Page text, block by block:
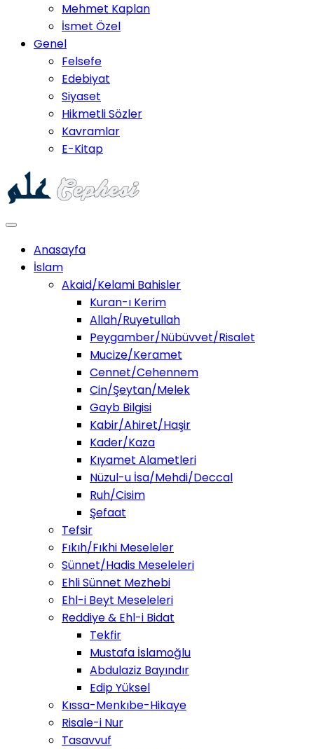
Mehmet Kaplan
İsmet Özel
Genel
Felsefe
Edebiyat
Siyaset
Hikmetli Sözler
Kavramlar
E-Kitap
Anasayfa
İslam
Akaid/Kelami Bahisler
Kuran-ı Kerim
Allah/Ruyetullah
Peygamber/Nübüvvet/Risalet
Mucize/Keramet
Cennet/Cehennem
Cin/Şeytan/Melek
Gayb Bilgisi
Kabir/Ahiret/Haşir
Kader/Kaza
Kıyamet Alametleri
Nüzul-u İsa/Mehdi/Deccal
Ruh/Cisim
Şefaat
Tefsir
Fıkıh/Fıkhi Meseleler
Sünnet/Hadis Meseleleri
Ehli Sünnet Mezhebi
Ehl-i Beyt Meseleleri
Reddiye & Ehl-i Bidat
Tekfir
Mustafa İslamoğlu
Abdulaziz Bayındır
Edip Yüksel
Kıssa-Menkıbe-Hikaye
Risale-i Nur
Tasavvuf